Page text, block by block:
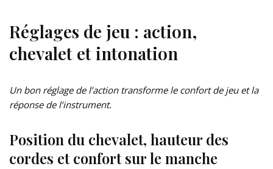
Réglages de jeu : action,
chevalet et intonation
Un bon réglage de l’action transforme le confort de jeu et la
réponse de l’instrument.
Position du chevalet, hauteur des
cordes et confort sur le manche